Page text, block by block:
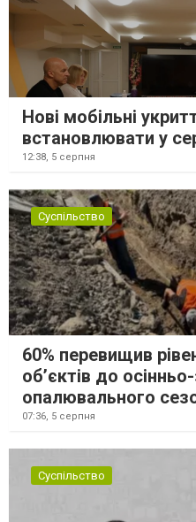
Нові мобільні
встановлювати у
12:38, 5 серпня
Суспільство
60% перевищив
об’єктів до
опалювального
07:36, 5 серпня
Суспільство